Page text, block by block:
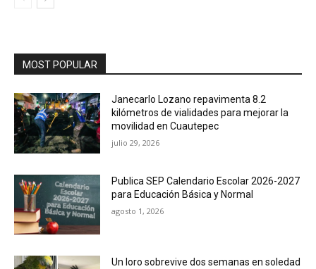
MOST POPULAR
Janecarlo Lozano repavimenta 8.2
kilómetros de vialidades para mejorar la
movilidad en Cuautepec
julio 29, 2026
Publica SEP Calendario Escolar 2026-2027
para Educación Básica y Normal
agosto 1, 2026
Un loro sobrevive dos semanas en soledad